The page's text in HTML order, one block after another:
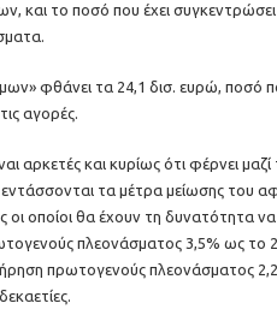
και το ποσό που έχει
φθάνει τα 24,1 δισ. ευρώ, ποσό
αγορές.
αρκετές και κυρίως ότι φέρνει
τα μέτρα μείωσης του
οι οποίοι θα έχουν τη δυνατότητα
πλεονάσματος 3,5% ως το
πρωτογενούς πλεονάσματος